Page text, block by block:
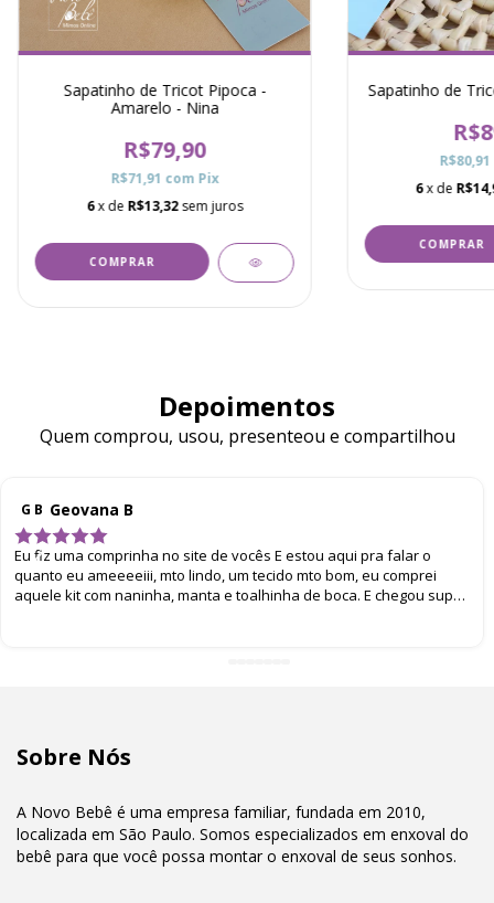
Sapatinho de Tricot Pipoca -
Amarelo - Nina
R$79,90
R$71,91 com Pix
6x de R$13,32 sem juros
Sapatinho de
R$80,91
6x de
Depoimentos
Quem comprou, usou, presenteou e compartilhou
G B Geovana B
Eu fiz uma comprinha no site de vocês E estou aqui pra falar o
quanto eu ameeeeiii, mto lindo, um tecido mto bom, eu comprei
aquele kit com naninha, manta e toalhinha de boca. E chegou super
Sobre Nós
A Novo Bebê é uma empresa familiar, fundada em 2010,
localizada em São Paulo. Somos especializados em enxoval do
bebê para que você possa montar o enxoval de seus sonhos.